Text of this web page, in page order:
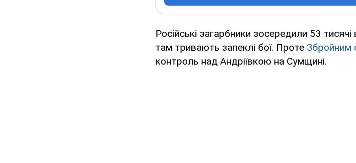
Російські загарбники зосередили 53
там тривають запеклі бої. Проте Збройним
контроль над Андріївкою на Сумщині.